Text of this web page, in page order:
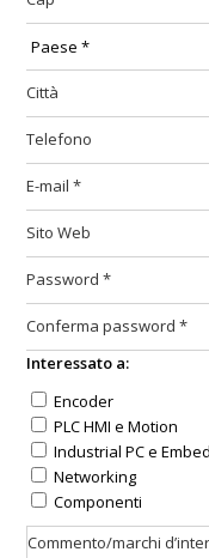
Interessato a:
Encoder
PLC HMI e Motion
Industrial PC e
Networking
Componenti